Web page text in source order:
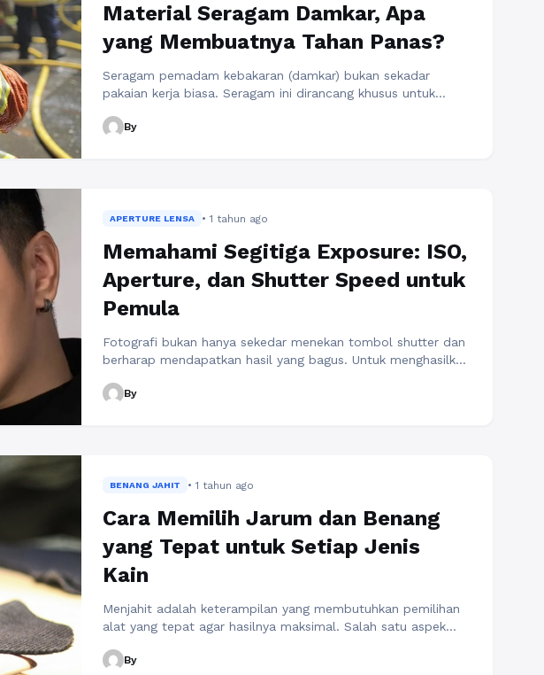
Material Seragam Damkar, Apa
yang Membuatnya Tahan Panas?
Seragam pemadam kebakaran (damkar) bukan sekadar
pakaian kerja biasa. Seragam ini dirancang khusus untuk
lainnya saat bertugas. Berbeda dengan seragam profesi lain,
By
APERTURE LENSA • 1 tahun ago
Memahami Segitiga Exposure: ISO,
Aperture, dan Shutter Speed untuk
Pemula
Fotografi bukan hanya sekedar menekan tombol shutter dan
berharap mendapatkan hasil yang bagus. Untuk menghasilkan
memahami dasar-dasar teknik fotografi, salah satunya
By
BENANG JAHIT • 1 tahun ago
Cara Memilih Jarum dan Benang
yang Tepat untuk Setiap Jenis
Kain
Menjahit adalah keterampilan yang membutuhkan pemilihan
alat yang tepat agar hasilnya maksimal. Salah satu aspek
yang sesuai dengan jenis kain yang digunakan. Pemilihan yang
By